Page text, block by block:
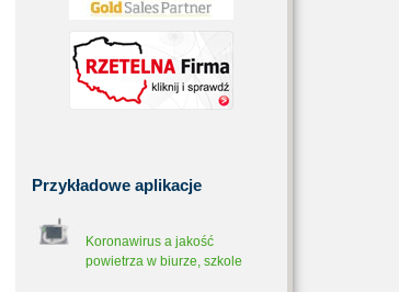
Przykładowe aplikacje
Koronawirus a jakość
powietrza w biurze, szkole